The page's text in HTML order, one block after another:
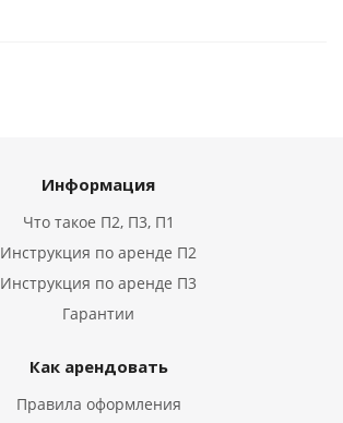
Информация
Что такое П2, П3, П1
Инструкция по аренде П2
Инструкция по аренде П3
Гарантии
Как арендовать
Правила оформления